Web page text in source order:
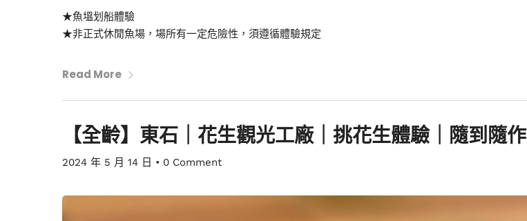
★魚塭划船體驗
★非正式休閒魚場，場所有一定危險性，須遵循體驗規定
Read More
【全齡】東石｜花生觀光工廠｜挑花生體驗｜隨到隨作
2024 年 5 月 14 日 • 0 Comment